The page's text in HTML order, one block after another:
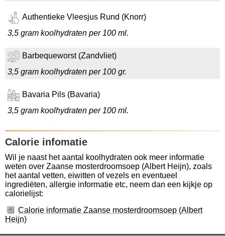
Authentieke Vleesjus Rund (Knorr)
3,5 gram koolhydraten per 100 ml.
Barbequeworst (Zandvliet)
3,5 gram koolhydraten per 100 gr.
Bavaria Pils (Bavaria)
3,5 gram koolhydraten per 100 ml.
Calorie infomatie
Wil je naast het aantal koolhydraten ook meer informatie
weten over Zaanse mosterdroomsoep (Albert Heijn), zoals
het aantal vetten, eiwitten of vezels en eventueel
ingrediëten, allergie informatie etc, neem dan een kijkje op
calorielijst:
Calorie informatie Zaanse mosterdroomsoep (Albert
Heijn)